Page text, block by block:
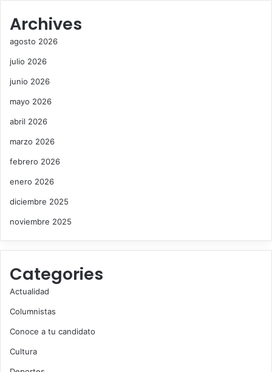
Archives
agosto 2026
julio 2026
junio 2026
mayo 2026
abril 2026
marzo 2026
febrero 2026
enero 2026
diciembre 2025
noviembre 2025
Categories
Actualidad
Columnistas
Conoce a tu candidato
Cultura